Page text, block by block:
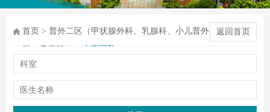
返回首页
首页 >普外二区（甲状腺外科、乳腺科、小儿普外
科、疼痛科）
专家团队